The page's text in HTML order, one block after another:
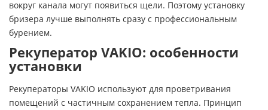
вокруг канала могут появиться щели. Поэтому установку
бризера лучше выполнять сразу с профессиональным
бурением.
Рекуператор VAKIO: особенности
установки
Рекуператоры VAKIO используют для проветривания
помещений с частичным сохранением тепла. Принцип